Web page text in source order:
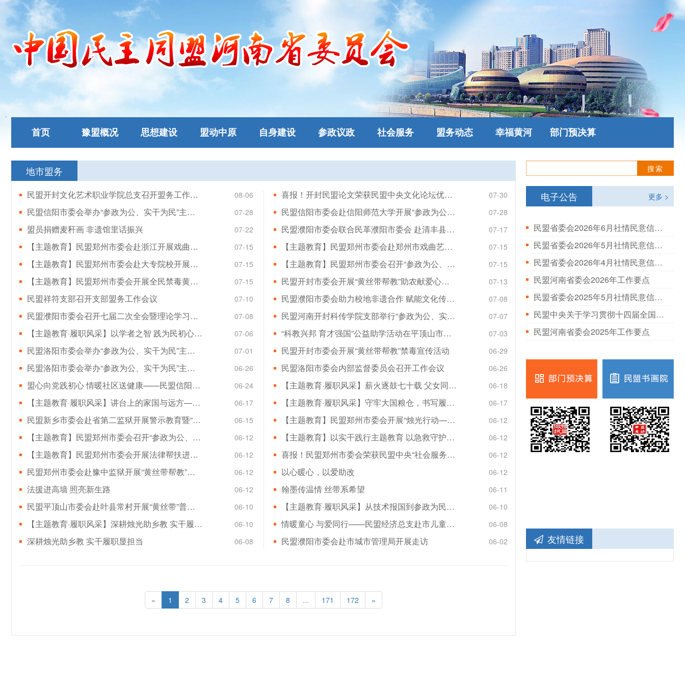
首页 豫盟概况 思想建设 盟动中原 自身建设 参政议政 社会服务 盟务动态 幸福黄河 部门预决算
地市盟务
民盟开封文化艺术职业学院总支召开盟务工作会议 08-06 喜报！开封民盟论文荣获民盟中央文化论坛优秀论文奖 07-30
民盟信阳市委会举办“参政为公、实干为民”主题教育读书班 07-28 民盟信阳市委会赴信阳师范大学开展“参政为公、实干为民”主题教育调研 07-28
盟员捐赠麦秆画 非遗馆里话振兴 07-22 民盟濮阳市委会联合民革濮阳市委会 赴清丰县廉政教育馆开展警示教育活动 07-17
【主题教育】民盟郑州市委会赴浙江开展戏曲文化传承发展专题调研 07-15 【主题教育】民盟郑州市委会赴郑州市戏曲艺术保护传承发展中心开展专题调研 07-15
【主题教育】民盟郑州市委会赴大专院校开展传统戏曲人才培养专题调研 07-15 【主题教育】民盟郑州市委会召开“参政为公、实干为民”主题教育集体学习研讨会 07-15
【主题教育】民盟郑州市委会开展全民禁毒黄丝带帮教宣传活动 07-15 民盟开封市委会开展“黄丝带帮教”助农献爱心活动 07-13
民盟祥符支部召开支部盟务工作会议 07-10 民盟濮阳市委会助力校地非遗合作 赋能文化传承育人 07-08
民盟濮阳市委会召开七届二次全会暨理论学习中心组学习会议 07-08 民盟河南开封科传学院支部举行“参政为公、实干为民”主题教育学习活动 07-07
【主题教育·履职风采】以学者之智 践为民初心——姬军荣 07-06 “科教兴邦 育才强国”公益助学活动在平顶山市举行 07-03
民盟洛阳市委会举办“参政为公、实干为民”主题教育读书班（第二期） 07-01 民盟开封市委会开展“黄丝带帮教”禁毒宣传活动 06-29
民盟洛阳市委会举办“参政为公、实干为民”主题教育读书班 06-26 民盟洛阳市委会内部监督委员会召开工作会议 06-26
盟心向党践初心 情暖社区送健康——民盟信阳市浉河总支开展基层治理志愿服务活动 06-24 【主题教育·履职风采】薪火逐鼓七十载 父女同心续文脉——盟员耿国安、耿丹丹深耕玄天锣鼓非遗传承纪实 06-18
【主题教育·履职风采】讲台上的家国与远方——张恒祯的育人坚守 06-17 【主题教育·履职风采】守牢大国粮仓，书写履职答卷——记漯河市粮食和物资储备局盟员李高启 06-17
民盟新乡市委会赴省第二监狱开展警示教育暨“参政为公 实干为民”主题教育 06-15 【主题教育】民盟郑州市委会开展“烛光行动——六一儿童节慰问暨送教进校园”活动 06-12
【主题教育】民盟郑州市委会召开“参政为公、实干为民”主题教育集体学习研讨会 06-12 【主题教育】以实干践行主题教育 以急救守护校园安全——民盟郑州市委会组织开展心肺复苏（CPR+AED）培训进校园活动 06-12
【主题教育】民盟郑州市委会开展法律帮扶进社区活动 06-12 喜报！民盟郑州市委会荣获民盟中央“社会服务工作先进集体”荣誉称号 06-12
民盟郑州市委会赴豫中监狱开展“黄丝带帮教”读书分享活动 06-12 以心暖心，以爱助改 06-12
法援进高墙 照亮新生路 06-12 翰墨传温情 丝带系希望 06-11
民盟平顶山市委会赴叶县常村开展“黄丝带”普法帮教活动 06-10 【主题教育·履职风采】从技术报国到参政为民——宋晓波与他的轴承强国梦 06-10
【主题教育·履职风采】深耕烛光助乡教 实干履职显担当——民盟平顶山市委会扎实推进主题教育落地见效 06-10 情暖童心 与爱同行——民盟经济总支赴市儿童福利院开展“六一”爱心捐赠活动 06-08
深耕烛光助乡教 实干履职显担当 06-08 民盟濮阳市委会赴市城市管理局开展走访 06-02
« 1 2 3 4 5 6 7 8 ... 171 172 »
电子公告 更多 >
民盟省委会2026年6月社情民意信息情况通报
民盟省委会2026年5月社情民意信息情况通报
民盟省委会2026年4月社情民意信息情况通报
民盟河南省委会2026年工作要点
民盟省委会2025年5月社情民意信息情况通报
民盟中央关于学习贯彻十四届全国人大三次会议和全国政协十四届三次会议精神的决定
民盟河南省委会2025年工作要点
友情链接